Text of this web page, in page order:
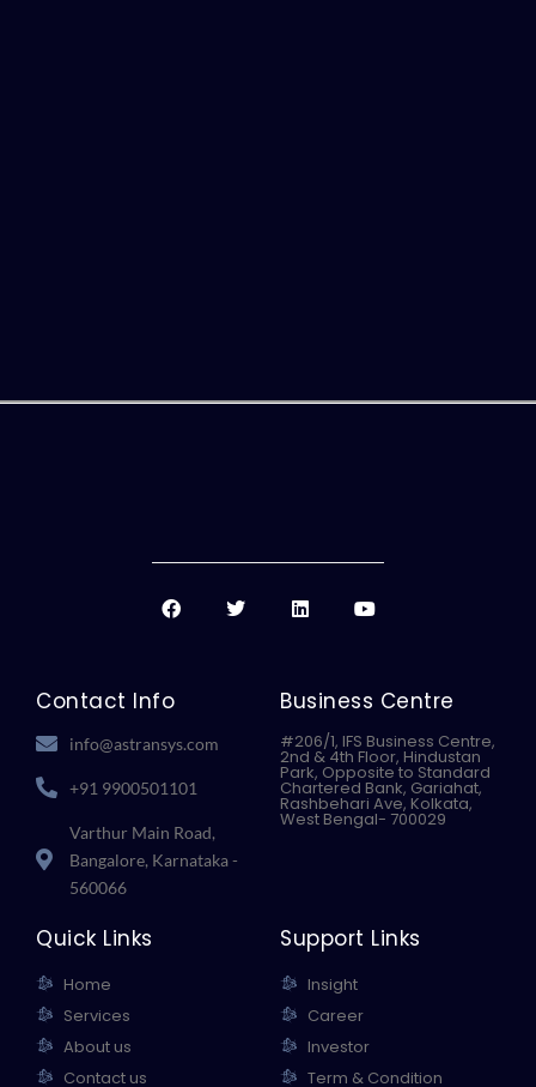
F
a
o
o
T
w
L
i
d
i
n
Y
o
b
e
Contact Info
info@astransys.com
+91 9900501101
Varthur Main Road,
Bangalore, Karnataka -
560066
Business Centre
#206/1, IFS Business Centre,
2nd & 4th Floor, Hindustan
Park, Opposite to Standard
Chartered Bank, Gariahat,
Rashbehari Ave, Kolkata,
West Bengal- 700029
Quick Links
Home
Services
About us
Contact us
Support Links
Insight
Career
Investor
Term & Condition